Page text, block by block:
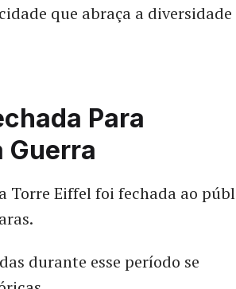
que abraça a diversidade
Para
Guerra
Torre Eiffel foi fechada ao
durante esse período se